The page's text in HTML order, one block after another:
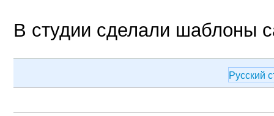
В студии сделали шаблоны
Русский